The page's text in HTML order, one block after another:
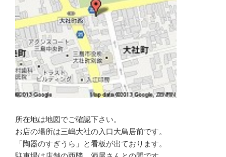
所在地は地図でご確認下さい。
お店の場所は三嶋大社の入口大鳥居前です。
「陶器のすぎうら」と看板が出ております。